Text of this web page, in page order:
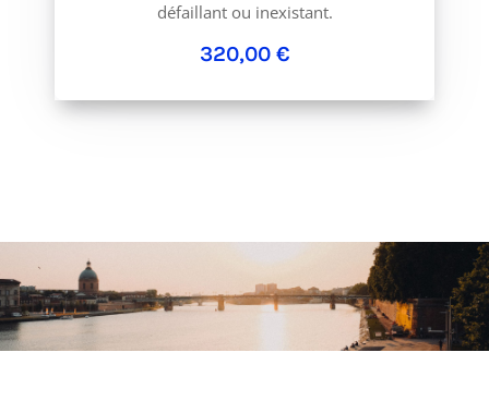
défaillant ou inexistant.
320,00 €